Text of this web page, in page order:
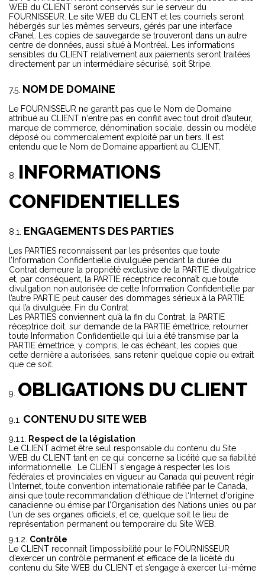
WEB du CLIENT seront conservés sur le serveur du
FOURNISSEUR. Le site WEB du CLIENT et les courriels seront
hébergés sur les mêmes serveurs, gérés par une interface
cPanel. Les copies de sauvegarde se trouveront dans un autre
centre de données, aussi situé à Montréal. Les informations
sensibles du CLIENT relativement aux paiements seront traitées
directement par un intermédiaire sécurisé, soit Stripe.
NOM DE DOMAINE
Le FOURNISSEUR ne garantit pas que le Nom de Domaine
attribué au CLIENT n‘entre pas en conflit avec tout droit d’auteur,
marque de commerce, dénomination sociale, dessin ou modèle
déposé ou commercialement exploité par un tiers. Il est
entendu que le Nom de Domaine appartient au CLIENT.
INFORMATIONS
CONFIDENTIELLES
ENGAGEMENTS DES PARTIES
Les PARTIES reconnaissent par les présentes que toute
l’Information Confidentielle divulguée pendant la durée du
Contrat demeure la propriété exclusive de la PARTIE divulgatrice
et, par conséquent, la PARTIE réceptrice reconnaît que toute
divulgation non autorisée de cette Information Confidentielle par
l’autre PARTIE peut causer des dommages sérieux à la PARTIE
qui l’a divulguée. Fin du Contrat
Les PARTIES conviennent qu’à la fin du Contrat, la PARTIE
réceptrice doit, sur demande de la PARTIE émettrice, retourner
toute Information Confidentielle qui lui a été transmise par la
PARTIE émettrice, y compris, le cas échéant, les copies que
cette dernière a autorisées, sans retenir quelque copie ou extrait
que ce soit.
OBLIGATIONS DU CLIENT
CONTENU DU SITE WEB
Respect de la législation
Le CLIENT admet être seul responsable du contenu du Site
WEB du CLIENT tant en ce qui concerne sa licéité que sa fiabilité
informationnelle. Le CLIENT s‘engage à respecter les lois
fédérales et provinciales en vigueur au Canada qui peuvent régir
l‘Internet, toute convention internationale ratifiée par le Canada,
ainsi que toute recommandation d‘éthique de l‘Internet d‘origine
canadienne ou émise par l’Organisation des Nations unies ou par
l‘un de ses organes officiels, et ce, quelque soit le lieu de
représentation permanent ou temporaire du Site WEB.
Contrôle
Le CLIENT reconnaît l’impossibilité pour le FOURNISSEUR
d’exercer un contrôle permanent et efficace de la licéité du
contenu du Site WEB du CLIENT et s’engage à exercer lui-même